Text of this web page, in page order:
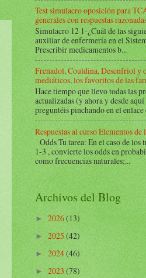
Test simulacro oposición para
generales con respuestas
Simulacro 12 1-¿Cuál de las
auxiliar de enfermería en el
Prescribir medicamentos b...
Frenadol, Couldina, Desenfriol y
mediáticos, los favoritos de las
Hace tiempo que llevo todas las
actualizadas (y ahora y desde
preguntéis pinchando en el enlace
Respuestas al curso Elementos
Odds Tu tarea: En el caso de los
1-3 , convierte los odds en
como frecuencias naturales;...
Archivos del Blog
►2026(13)
►2025(42)
►2024(46)
►2023(78)